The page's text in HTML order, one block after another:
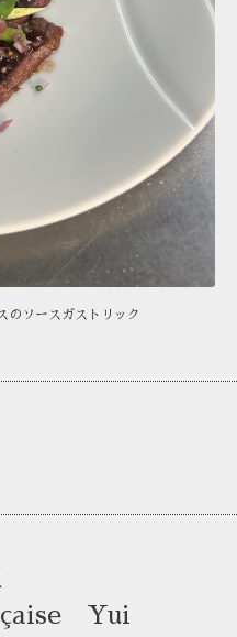
のソースガストリック
Yui